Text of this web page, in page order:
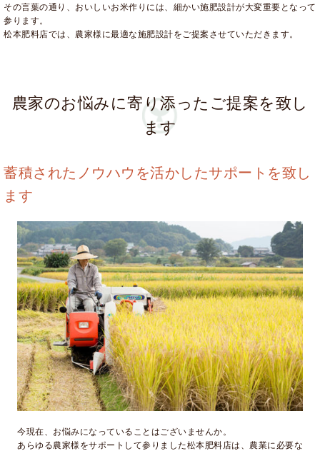
その言葉の通り、おいしいお米作りには、細かい施肥設計が大変重要となって
参ります。
松本肥料店では、農家様に最適な施肥設計をご提案させていただきます。
農家のお悩みに寄り添ったご提案を致し
ます
蓄積されたノウハウを活かしたサポートを致し
ます
今現在、お悩みになっていることはございませんか。
あらゆる農家様をサポートして参りました松本肥料店は、農業に必要な